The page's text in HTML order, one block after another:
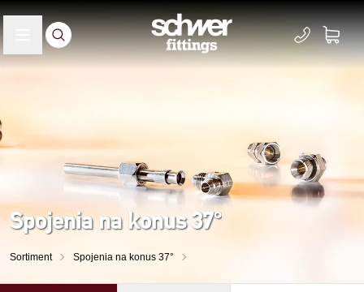
Spojenia na konus 37°
Sortiment Spojenia na konus 37°